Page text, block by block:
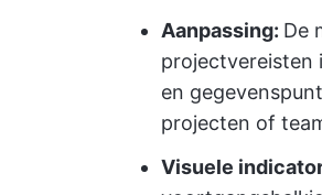
Aanpassing: De
projectvereisten
en
projecten of
Visuele